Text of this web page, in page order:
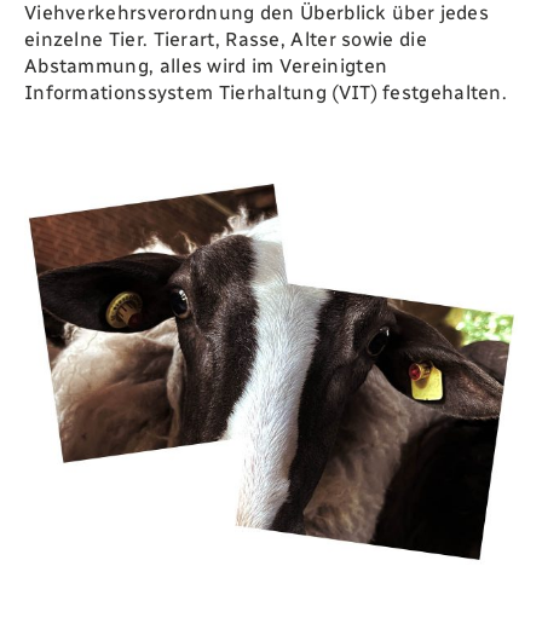
Viehverkehrsverordnung den Überblick über jedes
einzelne Tier‭. ‬Tierart‭, ‬Rasse‭, ‬Alter sowie die
Abstammung‭, ‬alles wird im Vereinigten